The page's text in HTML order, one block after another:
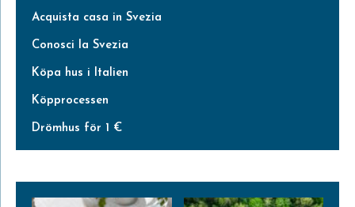
Acquista casa in Svezia
Conosci la Svezia
Köpa hus i Italien
Köpprocessen
Drömhus för 1 €